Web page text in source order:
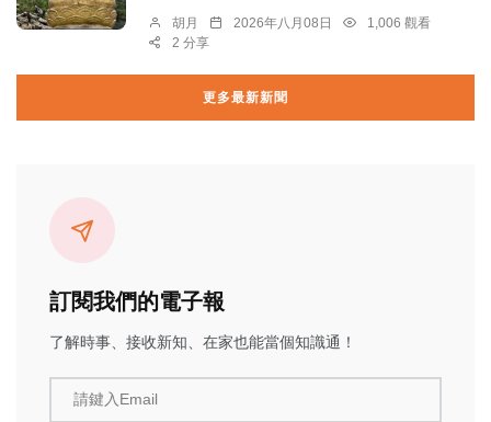
胡月 2026年八月08日
1,006 觀看
2 分享
更多最新新聞
訂閱我們的電子報
了解時事、接收新知、在家也能當個知識通！
請鍵入Email